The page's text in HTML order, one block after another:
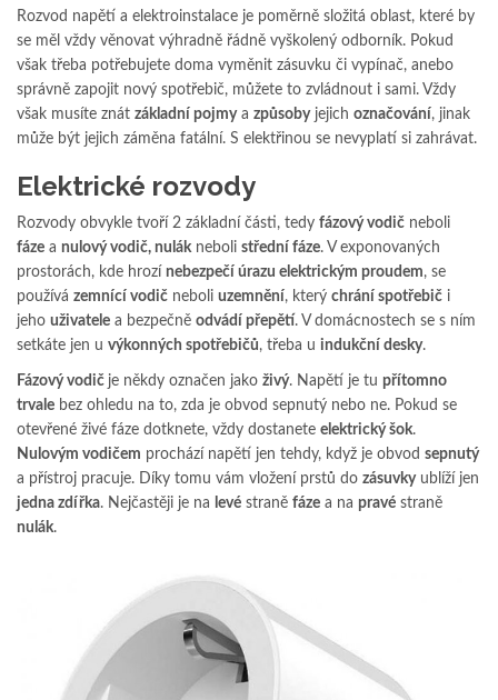
Rozvod napětí a elektroinstalace je poměrně složitá oblast, které by
se měl vždy věnovat výhradně řádně vyškolený odborník. Pokud
však třeba potřebujete doma vyměnit zásuvku či vypínač, anebo
správně zapojit nový spotřebič, můžete to zvládnout i sami. Vždy
však musíte znát základní pojmya způsobyjejich označování, jinak
může být jejich záměna fatální. S elektřinou se nevyplatí si zahrávat.
Elektrické rozvody
Rozvody obvykle tvoří 2 základní části, tedy fázový vodič neboli
fáze a nulový vodič, nulák neboli střední fáze. V exponovaných
prostorách, kde hrozí nebezpečí úrazu elektrickým proudem, se
používá zemnící vodič neboli uzemnění, který chrání spotřebič i
jeho uživatele a bezpečně odvádí přepětí. V domácnostech se s ním
setkáte jen u výkonných spotřebičů, třeba u indukční desky.
Fázový vodič je někdy označen jako živý. Napětí je tu přítomno
trvale bez ohledu na to, zda je obvod sepnutý nebo ne. Pokud se
otevřené živé fáze dotknete, vždy dostanete elektrický šok.
Nulovým vodičem prochází napětí jen tehdy, když je obvod sepnutý
a přístroj pracuje. Díky tomu vám vložení prstů do zásuvkyublíží jen
jedna zdířka. Nejčastěji je na levé straně fáze a na pravé straně
nulák.